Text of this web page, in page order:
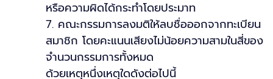
หรือความผิดได้กระทำโดยประมาท
7. คณะกรรมการลงมติให้ลบชื่อออกจากทะเบียน
สมาชิก โดยคะแนนเสียงไม่น้อยความสามในสี่ของ
จำนวนกรรมการทั้งหมด
ด้วยเหตุหนึ่งเหตุใดดังต่อไปนี้